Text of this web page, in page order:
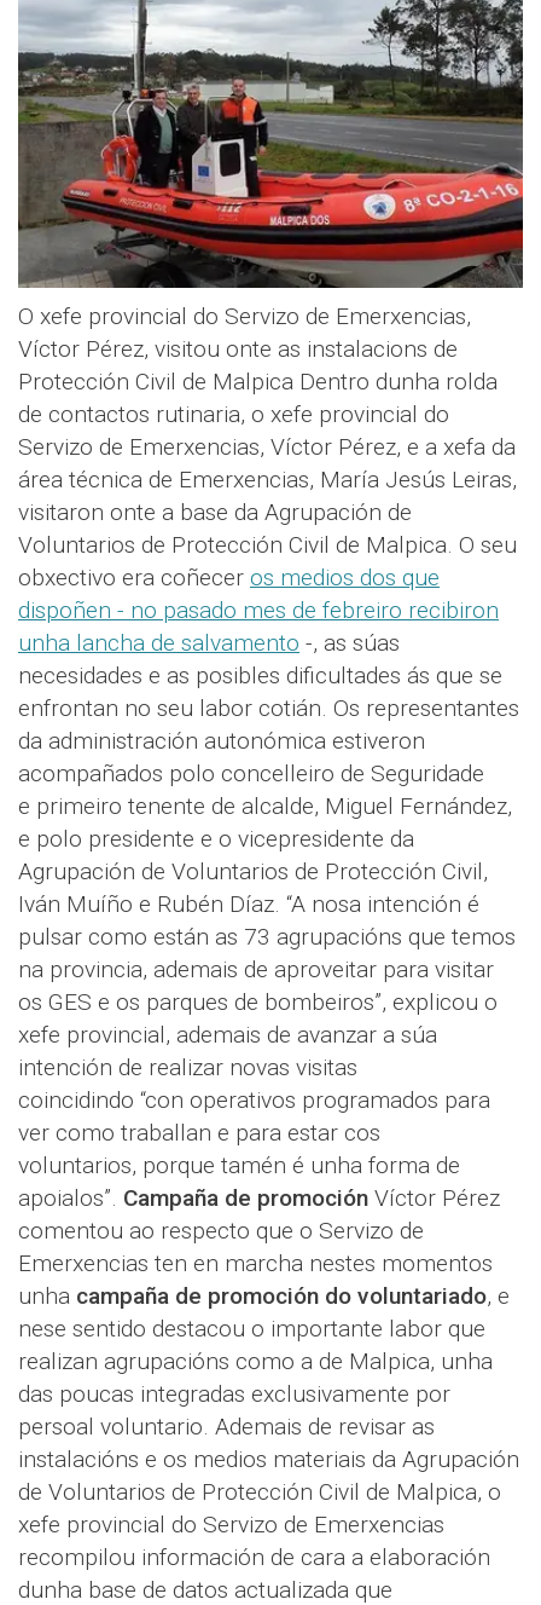
O xefe provincial do Servizo de Emerxencias,
Víctor Pérez, visitou onte as instalacions de
Protección Civil de Malpica Dentro dunha rolda
de contactos rutinaria, o xefe provincial do
Servizo de Emerxencias, Víctor Pérez, e a xefa da
área técnica de Emerxencias, María Jesús Leiras,
visitaron onte a base da Agrupación de
Voluntarios de Protección Civil de Malpica. O seu
obxectivo era coñecer os medios dos que
dispoñen - no pasado mes de febreiro recibiron
unha lancha de salvamento -, as súas
necesidades e as posibles dificultades ás que se
enfrontan no seu labor cotián. Os representantes
da administración autonómica estiveron
acompañados polo concelleiro de Seguridade
e primeiro tenente de alcalde, Miguel Fernández,
e polo presidente e o vicepresidente da
Agrupación de Voluntarios de Protección Civil,
Iván Muíño e Rubén Díaz. “A nosa intención é
pulsar como están as 73 agrupacións que temos
na provincia, ademais de aproveitar para visitar
os GES e os parques de bombeiros”, explicou o
xefe provincial, ademais de avanzar a súa
intención de realizar novas visitas
coincidindo “con operativos programados para
ver como traballan e para estar cos
voluntarios, porque tamén é unha forma de
apoialos”. Campaña de promoción Víctor Pérez
comentou ao respecto que o Servizo de
Emerxencias ten en marcha nestes momentos
unha campaña de promoción do voluntariado, e
nese sentido destacou o importante labor que
realizan agrupacións como a de Malpica, unha
das poucas integradas exclusivamente por
persoal voluntario. Ademais de revisar as
instalacións e os medios materiais da Agrupación
de Voluntarios de Protección Civil de Malpica, o
xefe provincial do Servizo de Emerxencias
recompilou información de cara a elaboración
dunha base de datos actualizada que